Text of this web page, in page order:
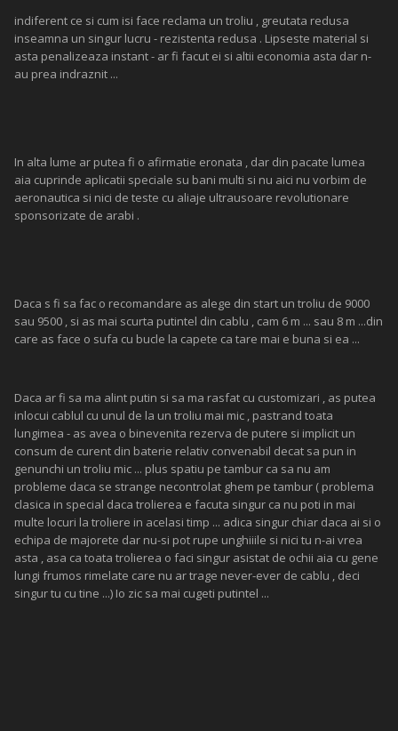
indiferent ce si cum isi face reclama un troliu , greutata redusa
inseamna un singur lucru - rezistenta redusa . Lipseste material si
asta penalizeaza instant - ar fi facut ei si altii economia asta dar n-
au prea indraznit ...
In alta lume ar putea fi o afirmatie eronata , dar din pacate lumea
aia cuprinde aplicatii speciale su bani multi si nu aici nu vorbim de
aeronautica si nici de teste cu aliaje ultrausoare revolutionare
sponsorizate de arabi .
Daca s fi sa fac o recomandare as alege din start un troliu de 9000
sau 9500 , si as mai scurta putintel din cablu , cam 6 m ... sau 8 m ...din
care as face o sufa cu bucle la capete ca tare mai e buna si ea ...
Daca ar fi sa ma alint putin si sa ma rasfat cu customizari , as putea
inlocui cablul cu unul de la un troliu mai mic , pastrand toata
lungimea - as avea o binevenita rezerva de putere si implicit un
consum de curent din baterie relativ convenabil decat sa pun in
genunchi un troliu mic ... plus spatiu pe tambur ca sa nu am
probleme daca se strange necontrolat ghem pe tambur ( problema
clasica in special daca trolierea e facuta singur ca nu poti in mai
multe locuri la troliere in acelasi timp ... adica singur chiar daca ai si o
echipa de majorete dar nu-si pot rupe unghiiile si nici tu n-ai vrea
asta , asa ca toata trolierea o faci singur asistat de ochii aia cu gene
lungi frumos rimelate care nu ar trage never-ever de cablu , deci
singur tu cu tine ...) Io zic sa mai cugeti putintel ...